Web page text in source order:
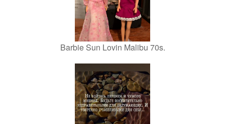
Barbie Sun Lovin Malibu 70s.